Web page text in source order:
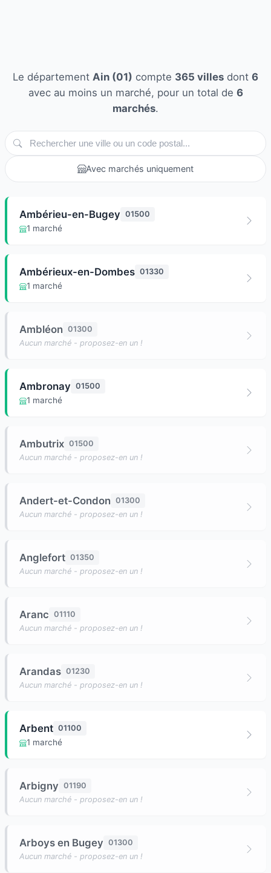
Le département Ain (01) compte 365 villes dont 6
avec au moins un marché, pour un total de 6
marchés.
Avec marchés uniquement
Ambérieu-en-Bugey 01500
1 marché
Ambérieux-en-Dombes 01330
1 marché
Ambléon 01300
Aucun marché - proposez-en un !
Ambronay 01500
1 marché
Ambutrix 01500
Aucun marché - proposez-en un !
Andert-et-Condon 01300
Aucun marché - proposez-en un !
Anglefort 01350
Aucun marché - proposez-en un !
Aranc 01110
Aucun marché - proposez-en un !
Arandas 01230
Aucun marché - proposez-en un !
Arbent 01100
1 marché
Arbigny 01190
Aucun marché - proposez-en un !
Arboys en Bugey 01300
Aucun marché - proposez-en un !